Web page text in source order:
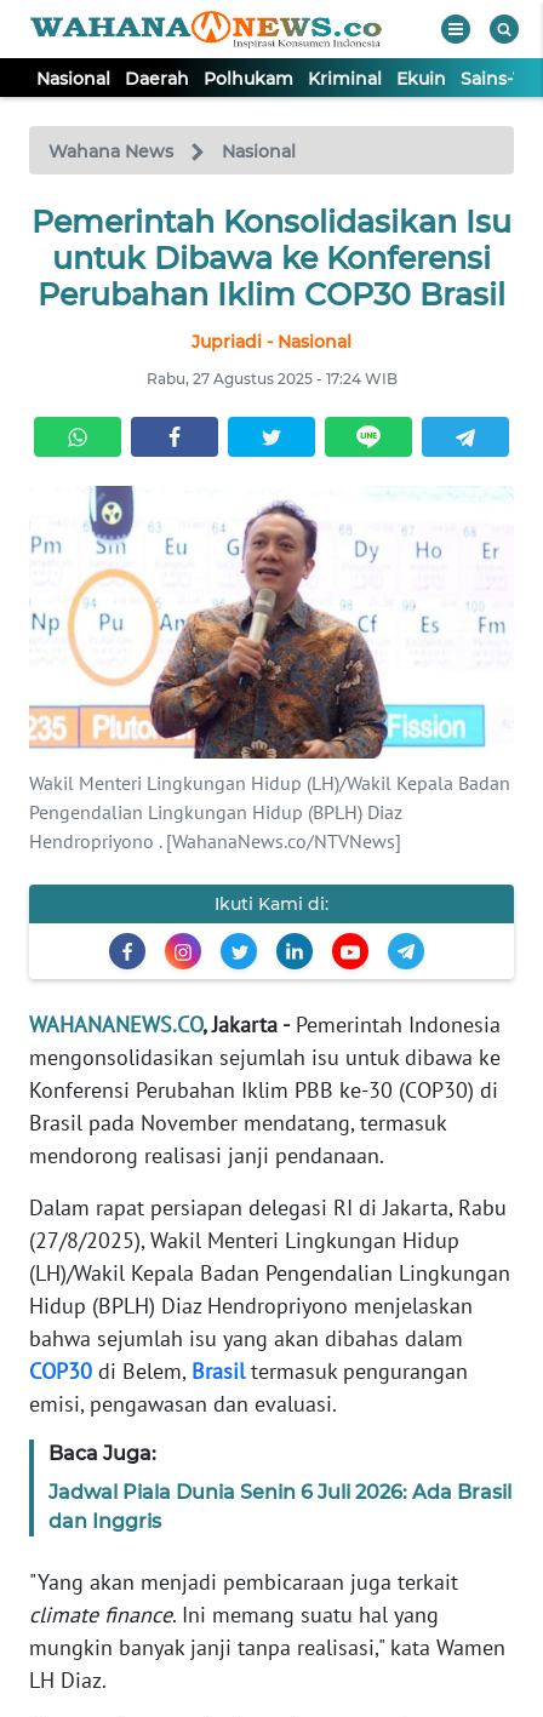
Nasional Daerah Polhukam Kriminal Ekuin Sains-
Wahana News Nasional
Pemerintah Konsolidasikan Isu
untuk Dibawa ke Konferensi
Perubahan Iklim COP30 Brasil
Jupriadi - Nasional
Rabu, 27 Agustus 2025 - 17:24 WIB
Wakil Menteri Lingkungan Hidup (LH)/Wakil Kepala Badan
Pengendalian Lingkungan Hidup (BPLH) Diaz
Hendropriyono . [WahanaNews.co/NTVNews]
Ikuti Kami di:
WAHANANEWS.CO, Jakarta -Pemerintah Indonesia
mengonsolidasikan sejumlah isu untuk dibawa ke
Konferensi Perubahan Iklim PBB ke-30 (COP30) di
Brasil pada November mendatang, termasuk
mendorong realisasi janji pendanaan.
Dalam rapat persiapan delegasi RI di Jakarta, Rabu
(27/8/2025), Wakil Menteri Lingkungan Hidup
(LH)/Wakil Kepala Badan Pengendalian Lingkungan
Hidup (BPLH) Diaz Hendropriyono menjelaskan
bahwa sejumlah isu yang akan dibahas dalam
COP30 di Belem, Brasiltermasuk pengurangan
emisi, pengawasan dan evaluasi.
Baca Juga:
Jadwal Piala Dunia Senin 6 Juli 2026: Ada Brasil
dan Inggris
"Yang akan menjadi pembicaraan juga terkait
climate finance. Ini memang suatu hal yang
mungkin banyak janji tanpa realisasi," kata Wamen
LH Diaz.
TV
Tutup
NASIONAL
DAERAH
KRIMINAL
SAINS-TEKNO
KESEHATAN
INTERNASIONAL
PENDIDIKAN
EDITORIAL
Informasi
INDEKS
KONTAK
KAMI
INFO
IKLAN
TENTANG
KAMI
PEDOMAN
MEDIA
REDAKSI
KARIR